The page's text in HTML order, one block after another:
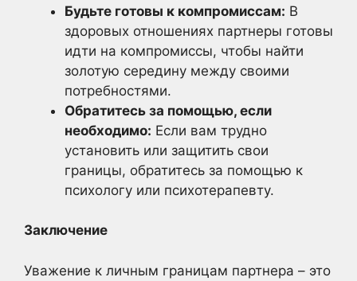
Будьте готовы к компромиссам: В
здоровых отношениях партнеры готовы
идти на компромиссы, чтобы найти
золотую середину между своими
потребностями.
Обратитесь за помощью, если
необходимо: Если вам трудно
установить или защитить свои
границы, обратитесь за помощью к
психологу или психотерапевту.
Заключение
Уважение к личным границам партнера – это